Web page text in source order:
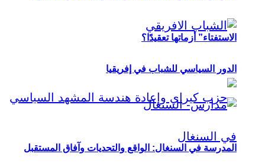
الاستفتاء” أزماتها تعقيدًا؟
الدور السياسي للشباب في إفريقيا
المدرسة في السنغال: الواقع والتحديات وآفاق المستقبل